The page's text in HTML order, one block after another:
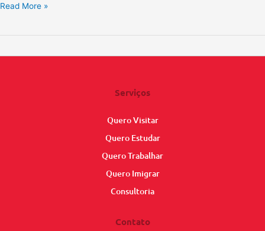
Read More »
Serviços
Quero Visitar
Quero Estudar
Quero Trabalhar
Quero Imigrar
Consultoria
Contato